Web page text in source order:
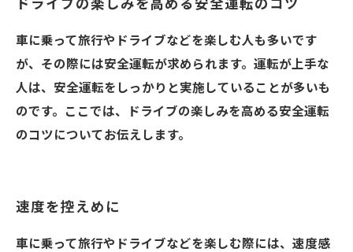
ドライブの楽しみを高める安全運転のコツ
車に乗って旅行やドライブなどを楽しむ人も多いです
が、その際には安全運転が求められます。運転が上手な
人は、安全運転をしっかりと実施していることが多いも
のです。ここでは、ドライブの楽しみを高める安全運転
のコツについてお伝えします。
速度を控えめに
車に乗って旅行やドライブなどを楽しむ際には、速度感